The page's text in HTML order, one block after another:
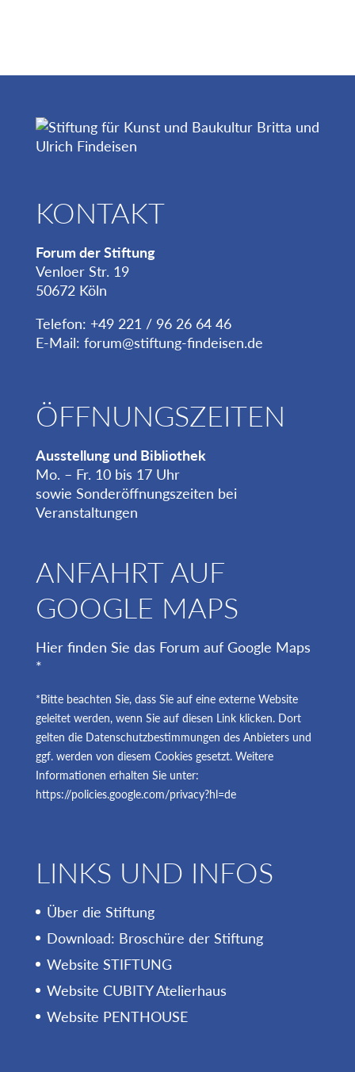
KONTAKT
Forum der Stiftung
Venloer Str. 19
50672 Köln
Telefon: +49 221 / 96 26 64 46
E-Mail: forum@stiftung-findeisen.de
ÖFFNUNGSZEITEN
Ausstellung und Bibliothek
Mo. – Fr. 10 bis 17 Uhr
sowie Sonderöffnungszeiten bei
Veranstaltungen
ANFAHRT AUF
GOOGLE MAPS
Hier finden Sie das Forum auf Google Maps
*
*Bitte beachten Sie, dass Sie auf eine externe Website
geleitet werden, wenn Sie auf diesen Link klicken. Dort
gelten die Datenschutzbestimmungen des Anbieters und
ggf. werden von diesem Cookies gesetzt. Weitere
Informationen erhalten Sie unter:
https://policies.google.com/privacy?hl=de
LINKS UND INFOS
Über die Stiftung
Download: Broschüre der Stiftung
Website STIFTUNG
Website CUBITY Atelierhaus
Website PENTHOUSE